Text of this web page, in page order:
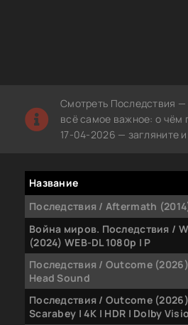
Смотреть Последствия —
всё самое важное: о чём
17-04-2026 — загляните
Название
Последствия / Aftermath
Война миров. Последствия /
(2024) WEB-DL 1080p | P
Последствия / Outcome (2026)
Head Sound
Последствия / Outcome (2026)
Scarabey | 4K | HDR | Dolby